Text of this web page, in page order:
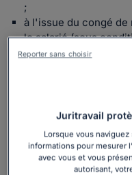
;
à l'issue du congé de
le salarié (sous
Vous
Juritravail
Lorsque vous
informations pour mesurer
avec vous et vous
autorisant,
Reporter sans choisir